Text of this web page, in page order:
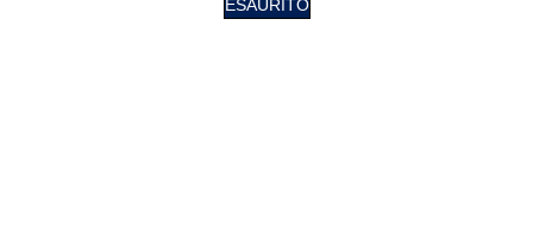
ESAURITO